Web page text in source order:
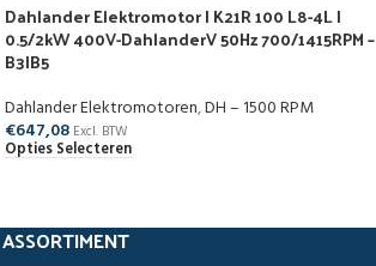
Dahlander Elektromotor | K21R 100 L8-4L |
0.5/2kW 400V-DahlanderV 50Hz 700/1415RPM –
B3|B5
Dahlander Elektromotoren,DH – 1500 RPM
€647,08 Excl. BTW
Opties Selecteren
ASSORTIMENT